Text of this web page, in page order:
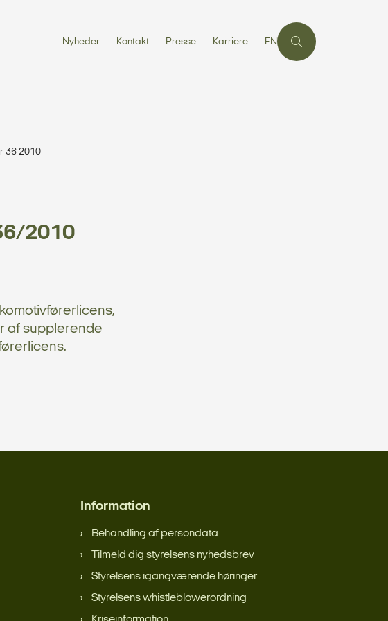
Nyheder Kontakt Presse Karriere EN
36 2010
2010
af supplerende
Information
Behandling af persondata
Tilmeld dig styrelsens nyhedsbrev
Styrelsens igangværende høringer
Styrelsens whistleblowerordning